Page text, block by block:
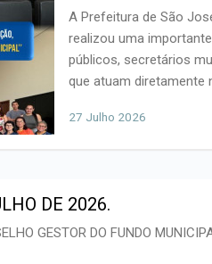
A Prefeitura de São
realizou uma
públicos, secretários
que atuam diretamente
27 Julho 2026
DE 2026.
GESTOR DO FUNDO